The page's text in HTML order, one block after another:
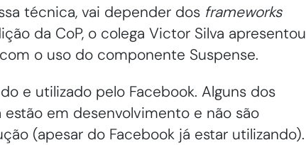
técnica, vai depender dos frameworks
da CoP, o colega Victor Silva apresentou
o uso do componente Suspense.
e utilizado pelo Facebook. Alguns dos
em desenvolvimento e não são
(apesar do Facebook já estar utilizando).